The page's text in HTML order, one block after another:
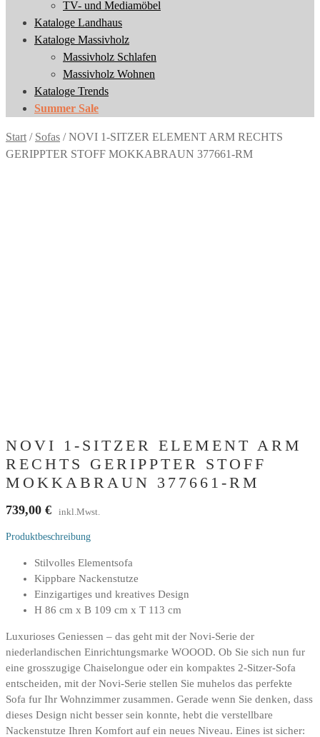
TV- und Mediamöbel
Kataloge Landhaus
Kataloge Massivholz
Massivholz Schlafen
Massivholz Wohnen
Kataloge Trends
Summer Sale
Start / Sofas /NOVI 1-SITZER ELEMENT ARM RECHTS
GERIPPTER STOFF MOKKABRAUN 377661-RM
NOVI 1-SITZER ELEMENT ARM
RECHTS GERIPPTER STOFF
MOKKABRAUN 377661-RM
739,00 € inkl.Mwst.
Produktbeschreibung
Stilvolles Elementsofa
Kippbare Nackenstutze
Einzigartiges und kreatives Design
H 86 cm x B 109 cm x T 113 cm
Luxurioses Geniessen – das geht mit der Novi-Serie der
niederlandischen Einrichtungsmarke WOOOD. Ob Sie sich nun fur
eine grosszugige Chaiselongue oder ein kompaktes 2-Sitzer-Sofa
entscheiden, mit der Novi-Serie stellen Sie muhelos das perfekte
Sofa fur Ihr Wohnzimmer zusammen. Gerade wenn Sie denken, dass
dieses Design nicht besser sein konnte, hebt die verstellbare
Nackenstutze Ihren Komfort auf ein neues Niveau. Eines ist sicher: